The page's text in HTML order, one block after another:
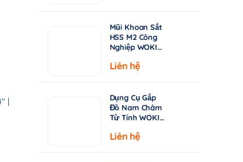
|
Cứng
Mũi Khoan Sắt
HSS M2 Công
Nghiệp WOKIN
| Tiêu Chuẩn
Liên hệ
Dụng Cụ Gắp
Đồ Nam Châm
Từ Tính WOKIN
Rút Dài 130-
Liên hệ